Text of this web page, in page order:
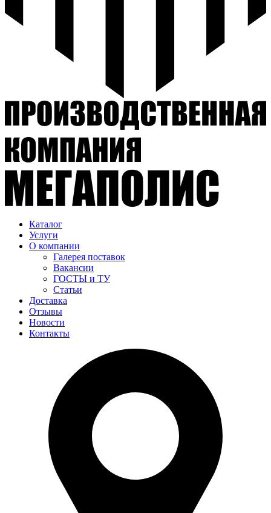
Каталог
Услуги
О компании
Галерея поставок
Вакансии
ГОСТЫ и ТУ
Статьи
Доставка
Отзывы
Новости
Контакты